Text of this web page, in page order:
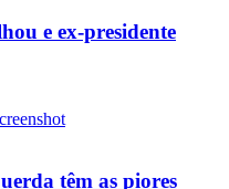
e ex-presidente
têm as piores